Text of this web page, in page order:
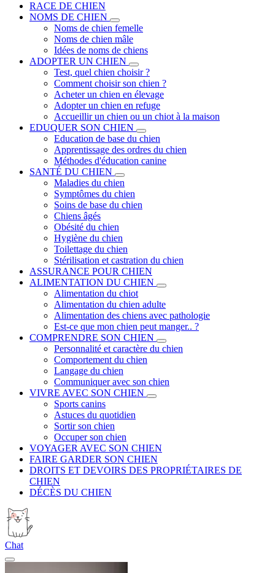
RACE DE CHIEN
NOMS DE CHIEN
Noms de chien femelle
Noms de chien mâle
Idées de noms de chiens
ADOPTER UN CHIEN
Test, quel chien choisir ?
Comment choisir son chien ?
Acheter un chien en élevage
Adopter un chien en refuge
Accueillir un chien ou un chiot à la maison
EDUQUER SON CHIEN
Education de base du chien
Apprentissage des ordres du chien
Méthodes d'éducation canine
SANTÉ DU CHIEN
Maladies du chien
Symptômes du chien
Soins de base du chien
Chiens âgés
Obésité du chien
Hygiène du chien
Toilettage du chien
Stérilisation et castration du chien
ASSURANCE POUR CHIEN
ALIMENTATION DU CHIEN
Alimentation du chiot
Alimentation du chien adulte
Alimentation des chiens avec pathologie
Est-ce que mon chien peut manger.. ?
COMPRENDRE SON CHIEN
Personnalité et caractère du chien
Comportement du chien
Langage du chien
Communiquer avec son chien
VIVRE AVEC SON CHIEN
Sports canins
Astuces du quotidien
Sortir son chien
Occuper son chien
VOYAGER AVEC SON CHIEN
FAIRE GARDER SON CHIEN
DROITS ET DEVOIRS DES PROPRIÉTAIRES DE
CHIEN
DÉCÈS DU CHIEN
Chat